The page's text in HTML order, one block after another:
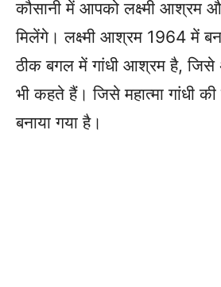
कौसानी में आपको लक्ष्मी आश्रम
मिलेंगे। लक्ष्मी आश्रम 1964 में
ठीक बगल में गांधी आश्रम है,
भी कहते हैं। जिसे महात्मा गांधी
बनाया गया है।